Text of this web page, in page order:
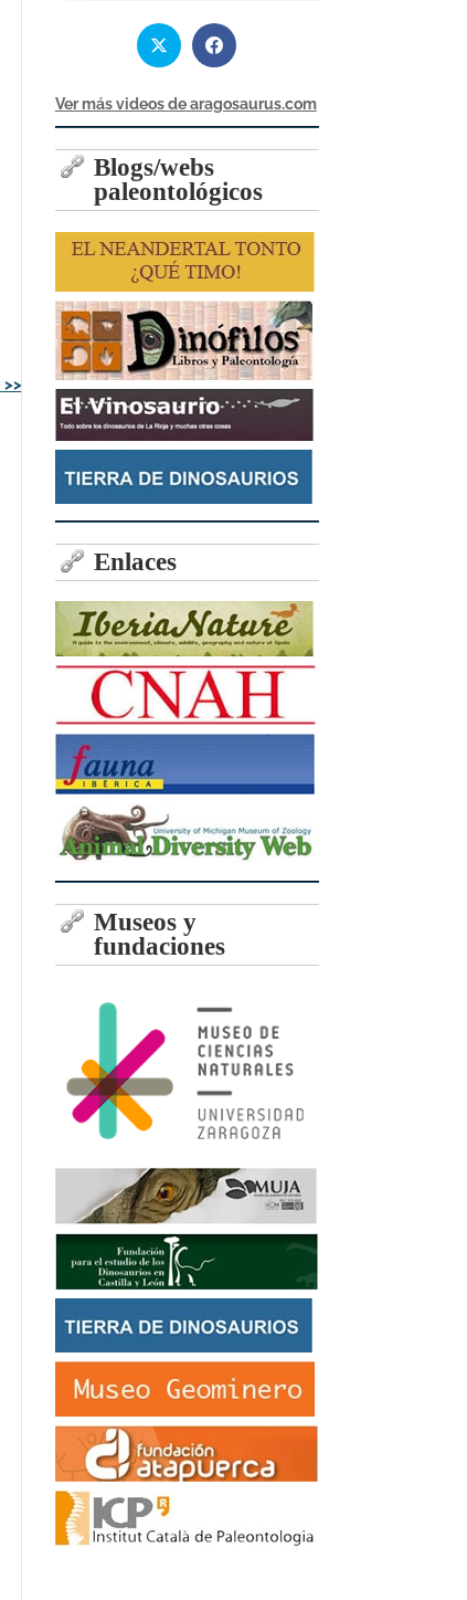
>>
Ver más videos de aragosaurus.com
Blogs/webs
paleontológicos
Enlaces
Museos y
fundaciones